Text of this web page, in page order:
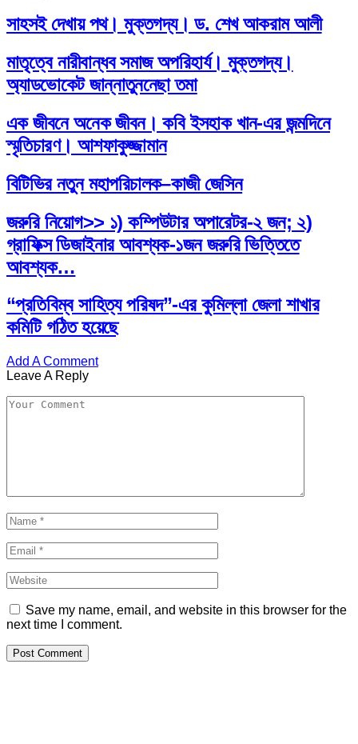
সাহসই দেখায় পথ। মুক্তগদ্য। ড. শেখ আকরাম আলী
মাতৃত্বে নারীবান্ধব সমাজ অপরিহার্য। মুক্তগদ্য।
অ্যাডভোকেট জান্নাতুননেছা তমা
এক জীবনে অনেক জীবন। কবি ইসহাক খান-এর জন্মদিনে
স্মৃতিচারণ। আশফাকুজ্জামান
বিটিভির নতুন মহাপরিচালক–কাজী জেসিন
জরুরি নিয়োগ>> ১) কম্পিউটার অপারেটর-২ জন; ২)
গ্রাফিক্স ডিজাইনার আবশ্যক-১জন জরুরি ভিত্তিতে
আবশ্যক…
“প্রতিবিম্ব সাহিত্য পরিষদ”-এর কুমিল্লা জেলা শাখার
কমিটি গঠিত হয়েছে
Add A Comment
Leave A Reply
Save my name, email, and website in this browser for the
next time I comment.